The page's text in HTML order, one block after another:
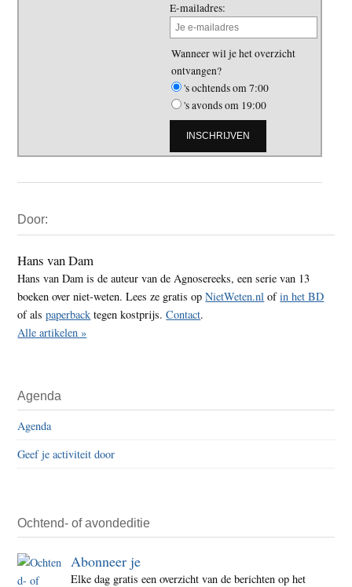
E-mailadres:
Wanneer wil je het overzicht
ontvangen?
's ochtends om 7:00
's avonds om 19:00
Sidebar
Door:
Hans van Dam
Hans van Dam is de auteur van de Agnosereeks, een serie van 13
boeken over niet-weten. Lees ze gratis opNietWeten.nl ofin het BD
of alspaperback tegen kostprijs.Contact.
Alle artikelen »
Agenda
Agenda
Geef je activiteit door
Ochtend- of avondeditie
Abonneer je
Elke dag gratis een overzicht van de berichten op het